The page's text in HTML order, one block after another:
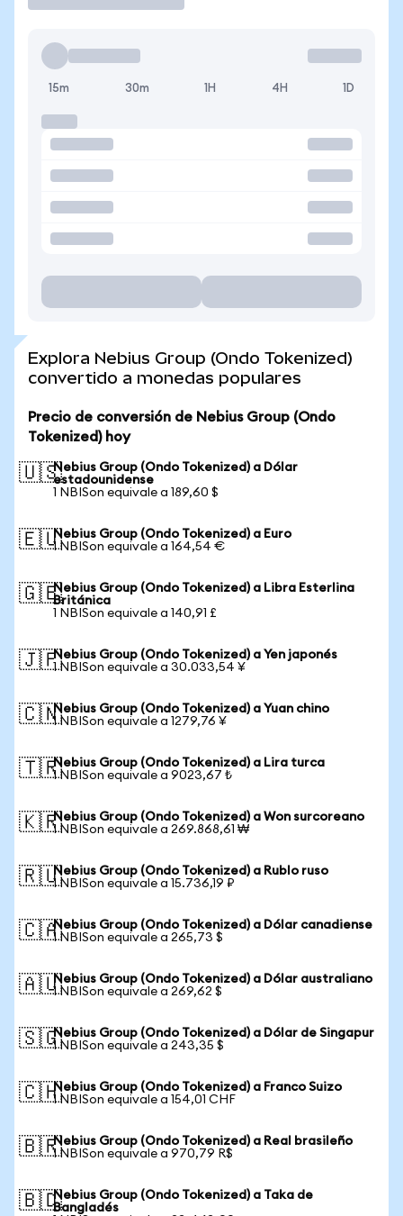
15m 30m 1H 4H 1D
Explora Nebius Group (Ondo Tokenized)
convertido a monedas populares
Precio de conversión de Nebius Group (Ondo
Tokenized) hoy
🇺🇸Nebius Group (Ondo Tokenized) a Dólar
estadounidense
1 NBISon equivale a 189,60 $
🇪🇺Nebius Group (Ondo Tokenized) a Euro
1 NBISon equivale a 164,54 €
🇬🇧Nebius Group (Ondo Tokenized) a Libra Esterlina
Británica
1 NBISon equivale a 140,91 £
🇯🇵Nebius Group (Ondo Tokenized) a Yen japonés
1 NBISon equivale a 30.033,54 ¥
🇨🇳Nebius Group (Ondo Tokenized) a Yuan chino
1 NBISon equivale a 1279,76 ¥
🇹🇷Nebius Group (Ondo Tokenized) a Lira turca
1 NBISon equivale a 9023,67 ₺
🇰🇷Nebius Group (Ondo Tokenized) a Won surcoreano
1 NBISon equivale a 269.868,61 ₩
🇷🇺Nebius Group (Ondo Tokenized) a Rublo ruso
1 NBISon equivale a 15.736,19 ₽
🇨🇦Nebius Group (Ondo Tokenized) a Dólar canadiense
1 NBISon equivale a 265,73 $
🇦🇺Nebius Group (Ondo Tokenized) a Dólar australiano
1 NBISon equivale a 269,62 $
🇸🇬Nebius Group (Ondo Tokenized) a Dólar de Singapur
1 NBISon equivale a 243,35 $
🇨🇭Nebius Group (Ondo Tokenized) a Franco Suizo
1 NBISon equivale a 154,01 CHF
🇧🇷Nebius Group (Ondo Tokenized) a Real brasileño
1 NBISon equivale a 970,79 R$
🇧🇩Nebius Group (Ondo Tokenized) a Taka de
Bangladés